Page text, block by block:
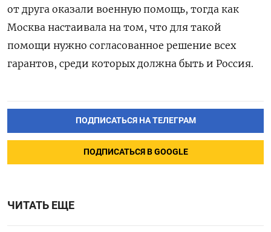
от друга оказали военную помощь, тогда как
Москва настаивала на том, что для такой
помощи нужно согласованное решение всех
гарантов, среди которых должна быть и Россия.
ПОДПИСАТЬСЯ НА ТЕЛЕГРАМ
ПОДПИСАТЬСЯ В GOOGLE
ЧИТАТЬ ЕЩЕ